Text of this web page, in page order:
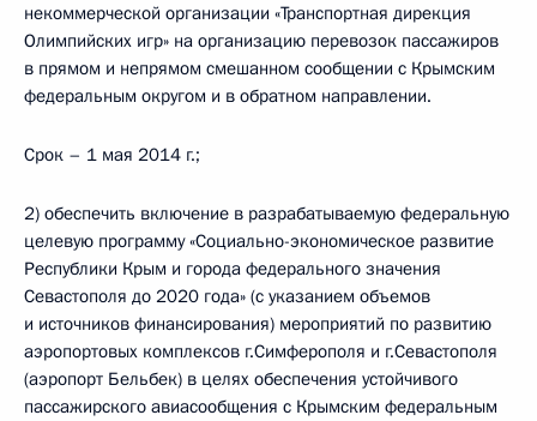
некоммерческой организации «Транспортная дирекция
Олимпийских игр» на организацию перевозок пассажиров
в прямом и непрямом смешанном сообщении с Крымским
федеральным округом и в обратном направлении.
Срок – 1 мая 2014 г.;
2) обеспечить включение в разрабатываемую федеральную
целевую программу «Социально-экономическое развитие
Республики Крым и города федерального значения
Севастополя до 2020 года» (с указанием объемов
и источников финансирования) мероприятий по развитию
аэропортовых комплексов г.Симферополя и г.Севастополя
(аэропорт Бельбек) в целях обеспечения устойчивого
пассажирского авиасообщения с Крымским федеральным